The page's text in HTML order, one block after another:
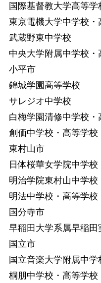
国際基督教大学高等学
東京電機大学中学校・
武蔵野東中学校
中央大学附属中学校・
小平市
錦城学園高等学校
サレジオ中学校
白梅学園清修中学校・
創価中学校・高等学校
東村山市
日体桜華女学院中学校
明治学院東村山中学校
明法中学校・高等学校
国分寺市
早稲田大学系属早稲
国立市
国立音楽大学附属中学
桐朋中学校・高等学校